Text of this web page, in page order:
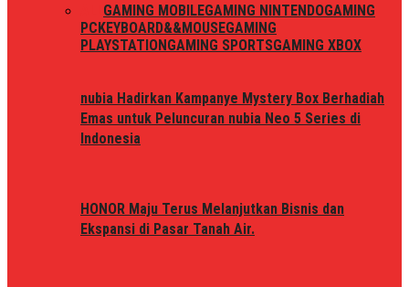
GAMING MOBILEGAMING NINTENDOGAMING
PCKEYBOARD&&MOUSEGAMING
PLAYSTATIONGAMING SPORTSGAMING XBOX
nubia Hadirkan Kampanye Mystery Box Berhadiah
Emas untuk Peluncuran nubia Neo 5 Series di
Indonesia
HONOR Maju Terus Melanjutkan Bisnis dan
Ekspansi di Pasar Tanah Air.